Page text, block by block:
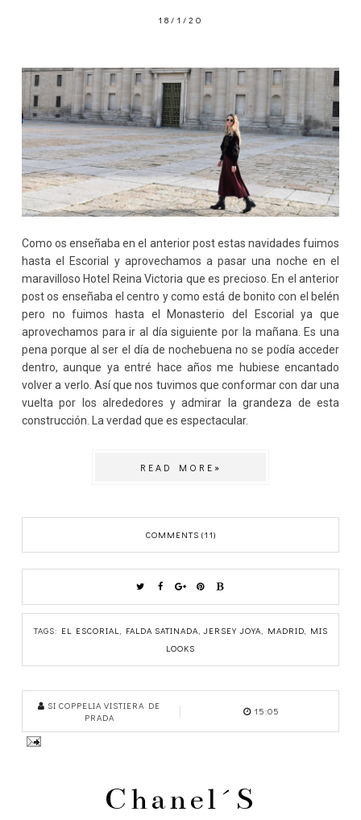
18/1/20
Como os enseñaba en el anterior post estas navidades fuimos
hasta el Escorial y aprovechamos a pasar una noche en el
maravilloso Hotel Reina Victoria que es precioso. En el anterior
post os enseñaba el centro y como está de bonito con el belén
pero no fuimos hasta el Monasterio del Escorial ya que
aprovechamos para ir al día siguiente por la mañana. Es una
pena porque al ser el día de nochebuena no se podía acceder
dentro, aunque ya entré hace años me hubiese encantado
volver a verlo. Así que nos tuvimos que conformar con dar una
vuelta por los alrededores y admirar la grandeza de esta
construcción. La verdad que es espectacular.
READ MORE»
COMMENTS (11)
TAGS: EL ESCORIAL FALDA SATINADA JERSEY JOYA MADRID, MIS
LOOKS
SI COPPELIA VISTIERA DE
PRADA
15:05
Chanel´s